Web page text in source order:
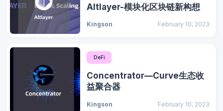
Altlayer-模块化区块链新构想
Kingson February 10, 2023
DeFi
Concentrator—Curve生态收
益聚合器
Kingson February 10, 2023